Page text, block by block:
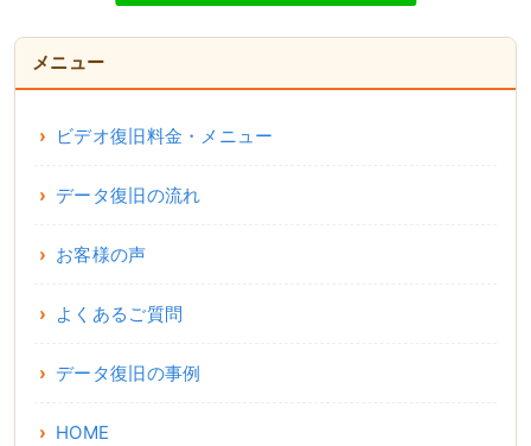
メニュー
ビデオ復旧料金・メニュー
データ復旧の流れ
お客様の声
よくあるご質問
データ復旧の事例
HOME